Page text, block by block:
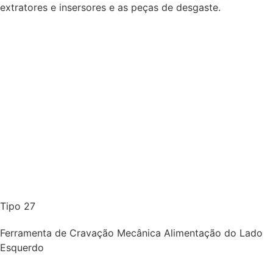
extratores e insersores e as peças de desgaste.
Tipo 27
Ferramenta de Cravação Mecânica Alimentação do Lado
Esquerdo